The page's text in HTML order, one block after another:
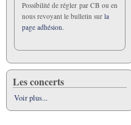
Possibilité de régler par CB ou en
nous revoyant le bulletin sur la
page adhésion.
Les concerts
Voir plus...